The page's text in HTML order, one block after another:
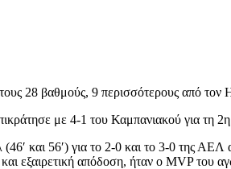
28 βαθμούς, 9 περισσότερους από
με 4-1 του Καμπανιακού για τη
και 56′) για το 2-0 και το 3-0 της
εξαιρετική απόδοση, ήταν ο MVP του